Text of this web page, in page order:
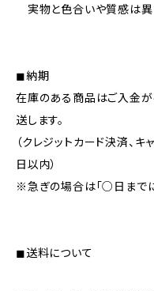
実物と色合いや質感は異
◼︎納期
在庫のある商品はご入金
送します。
（クレジットカード決済、
日以内）
※急ぎの場合は「○日まで
◼︎送料について